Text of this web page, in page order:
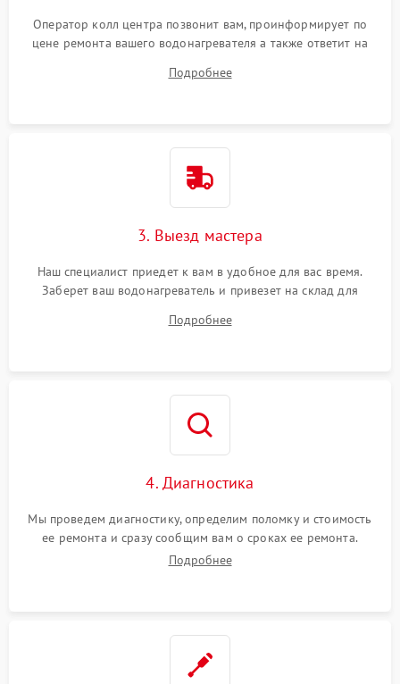
Оператор колл центра позвонит вам, проинформирует по
цене ремонта вашего водонагревателя а также ответит на
Подробнее
3. Выезд мастера
Наш специалист приедет к вам в удобное для вас время.
Заберет ваш водонагреватель и привезет на склад для
Подробнее
4. Диагностика
Мы проведем диагностику, определим поломку и стоимость
ее ремонта и сразу сообщим вам о сроках ее ремонта.
Подробнее